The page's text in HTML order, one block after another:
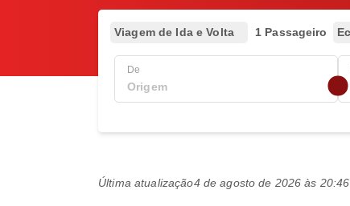
Viagem de Ida e Volta 1 Passageiro
De
Última atualização4 de agosto de 2026 às